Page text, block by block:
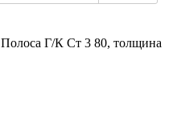
Полоса Г/К Ст 3 80, толщина